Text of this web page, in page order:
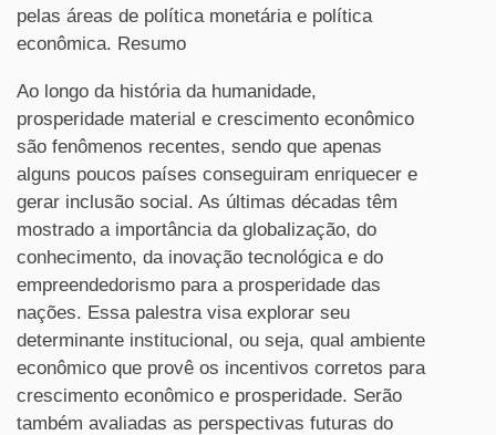
pelas áreas de política monetária e política
econômica. Resumo
Ao longo da história da humanidade,
prosperidade material e crescimento econômico
são fenômenos recentes, sendo que apenas
alguns poucos países conseguiram enriquecer e
gerar inclusão social. As últimas décadas têm
mostrado a importância da globalização, do
conhecimento, da inovação tecnológica e do
empreendedorismo para a prosperidade das
nações. Essa palestra visa explorar seu
determinante institucional, ou seja, qual ambiente
econômico que provê os incentivos corretos para
crescimento econômico e prosperidade. Serão
também avaliadas as perspectivas futuras do